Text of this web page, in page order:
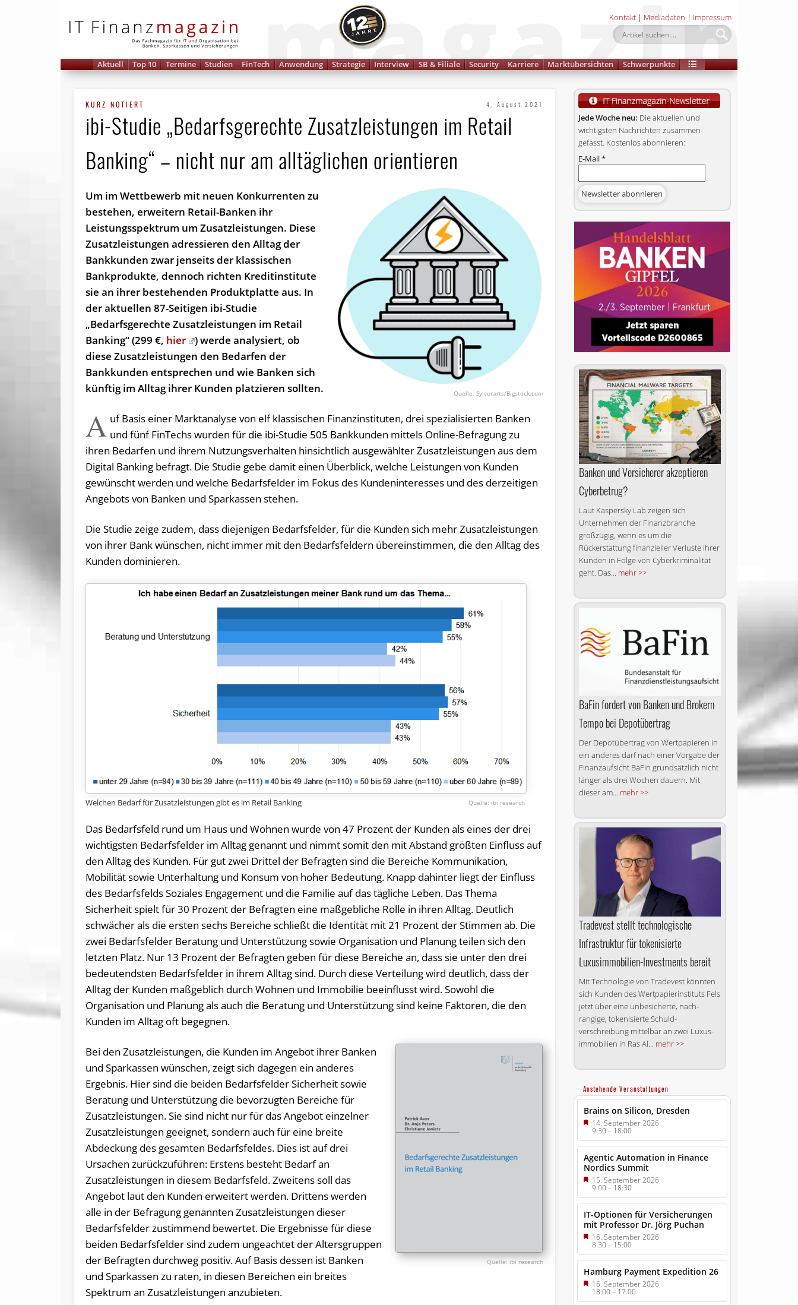
Kontakt | Mediadaten | Impressum
Aktuell Top 10 Termine Studien FinTech Anwendung Strategie Interview SB & Filiale Security Karriere Marktübersichten Schwerpunkte
KURZ NOTIERT 4. August 2021
ibi-Studie „Bedarfsgerechte Zusatzleistungen im Retail
Banking“ – nicht nur am alltäglichen orientieren
Sylverarts/Bigstock.com
Um im Wettbewerb mit neuen Konkurrenten zu
bestehen, erweitern Retail-Banken ihr
Leistungsspektrum um Zusatzleistungen. Diese
Zusatzleistungen adressieren den Alltag der
Bankkunden zwar jenseits der klassischen
Bankprodukte, dennoch richten Kreditinstitute
sie an ihrer bestehenden Produktplatte aus. In
der aktuellen 87-Seitigen ibi-Studie
„Bedarfsgerechte Zusatzleistungen im Retail
Banking“ (299 €, hier
) werde analysiert, ob
diese Zusatzleistungen den Bedarfen der
Bankkunden entsprechen und wie Banken sich
künftig im Alltag ihrer Kunden platzieren sollten.
A uf Basis einer Marktanalyse von elf klassischen Finanzinstituten, drei spezialisierten Banken
und fünf FinTechs wurden für die ibi-Studie 505 Bankkunden mittels Online-Befragung zu
ihren Bedarfen und ihrem Nutzungsverhalten hinsichtlich ausgewählter Zusatzleistungen aus dem
Digital Banking befragt. Die Studie gebe damit einen Überblick, welche Leistungen von Kunden
gewünscht werden und welche Bedarfsfelder im Fokus des Kundeninteresses und des derzeitigen
Angebots von Banken und Sparkassen stehen.
Die Studie zeige zudem, dass diejenigen Bedarfsfelder, für die Kunden sich mehr Zusatzleistungen
von ihrer Bank wünschen, nicht immer mit den Bedarfsfeldern übereinstimmen, die den Alltag des
Kunden dominieren.
Welchen Bedarf für Zusatzleistungen gibt es im Retail Banking ibi research
Das Bedarfsfeld rund um Haus und Wohnen wurde von 47 Prozent der Kunden als eines der drei
wichtigsten Bedarfsfelder im Alltag genannt und nimmt somit den mit Abstand größten Einfluss auf
den Alltag des Kunden. Für gut zwei Drittel der Befragten sind die Bereiche Kommunikation,
Mobilität sowie Unterhaltung und Konsum von hoher Bedeutung. Knapp dahinter liegt der Einfluss
des Bedarfsfelds Soziales Engagement und die Familie auf das tägliche Leben. Das Thema
Sicherheit spielt für 30 Prozent der Befragten eine maßgebliche Rolle in ihren Alltag. Deutlich
schwächer als die ersten sechs Bereiche schließt die Identität mit 21 Prozent der Stimmen ab. Die
zwei Bedarfsfelder Beratung und Unterstützung sowie Organisation und Planung teilen sich den
letzten Platz. Nur 13 Prozent der Befragten geben für diese Bereiche an, dass sie unter den drei
bedeutendsten Bedarfsfelder in ihrem Alltag sind. Durch diese Verteilung wird deutlich, dass der
Alltag der Kunden maßgeblich durch Wohnen und Immobilie beeinflusst wird. Sowohl die
Organisation und Planung als auch die Beratung und Unterstützung sind keine Faktoren, die den
Kunden im Alltag oft begegnen.
ibi research
Bei den Zusatzleistungen, die Kunden im Angebot ihrer Banken
und Sparkassen wünschen, zeigt sich dagegen ein anderes
Ergebnis. Hier sind die beiden Bedarfsfelder Sicherheit sowie
Beratung und Unterstützung die bevorzugten Bereiche für
Zusatzleistungen. Sie sind nicht nur für das Angebot einzelner
Zusatzleistungen geeignet, sondern auch für eine breite
Abdeckung des gesamten Bedarfsfeldes. Dies ist auf drei
Ursachen zurückzuführen: Erstens besteht Bedarf an
Zusatzleistungen in diesem Bedarfsfeld. Zweitens soll das
Angebot laut den Kunden erweitert werden. Drittens werden
alle in der Befragung genannten Zusatzleistungen dieser
Bedarfsfelder zustimmend bewertet. Die Ergebnisse für diese
beiden Bedarfsfelder sind zudem ungeachtet der Altersgruppen
der Befragten durchweg positiv. Auf Basis dessen ist Banken
und Sparkassen zu raten, in diesen Bereichen ein breites
Spektrum an Zusatzleistungen anzubieten.
Jede Woche neu: Die aktuellen und
wichtigsten Nachrichten zusammen­
gefasst. Kostenlos abonnieren:
E-Mail*
Banken und Versicherer akzeptieren
Cyberbetrug?
Laut Kaspersky Lab zeigen sich
Unternehmen der Finanzbranche
großzügig, wenn es um die
Rückerstattung finanzieller Verluste ihrer
Kunden in Folge von Cyberkriminalität
geht. Das... mehr >>
BaFin fordert von Banken und Brokern
Tempo bei Depotübertrag
Der Depotübertrag von Wertpapieren in
ein anderes darf nach einer Vorgabe der
Finanzaufsicht BaFin grundsätzlich nicht
länger als drei Wochen dauern. Mit
dieser am... mehr >>
Tradevest stellt technologische
Infrastruktur für tokenisierte
Luxusimmobilien-Investments bereit
Mit Technologie von Tradevest könnten
sich Kunden des Wert­papier­instituts Fels
jetzt über eine un­besicherte, nach­
rangige, tokenisierte Schuld­
verschreibung mittelbar an zwei Luxus­
immobilien in Ras Al... mehr >>
Anstehende Veranstaltungen
Brains on Silicon, Dresden
14. September 2026
9:30–18:00
Agentic Automation in Finance
Nordics Summit
15. September 2026
9:00–18:30
IT-Optionen für Versicherungen
mit Professor Dr. Jörg Puchan
16. September 2026
8:30–15:00
Hamburg Payment Expedition 26
16. September 2026
18:00– 17:00